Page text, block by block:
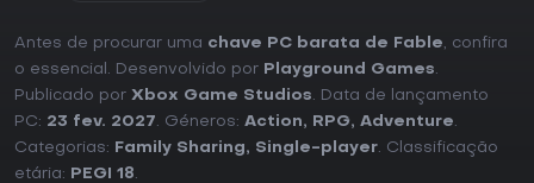
Antes de procurar uma chave PC barata de Fable, confira
o essencial. Desenvolvido por Playground Games.
Publicado por Xbox Game Studios. Data de lançamento
PC: 23 fev. 2027. Géneros: Action, RPG, Adventure.
Categorias:
Family Sharing, Single-player. Classificação
etária:
PEGI 18.